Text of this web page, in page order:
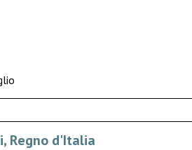
Regno d'Italia